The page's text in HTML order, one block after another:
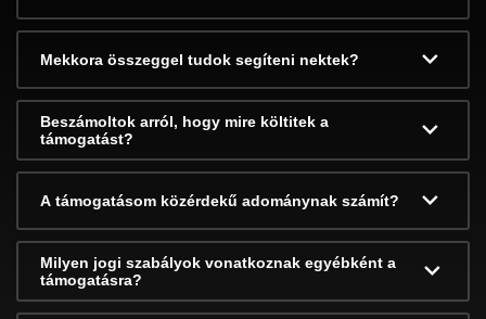
Mekkora összeggel tudok segíteni nektek?
Beszámoltok arról, hogy mire költitek a
támogatást?
A támogatásom közérdekű adománynak számít?
Milyen jogi szabályok vonatkoznak egyébként a
támogatásra?